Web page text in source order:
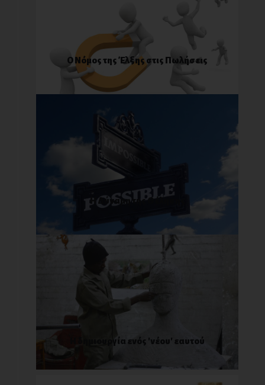
Ο Νόμος της Έλξης στις Πωλήσεις
Η Δύναμη της Θέλησης
Η δημιουργία ενός 'νέου' εαυτού